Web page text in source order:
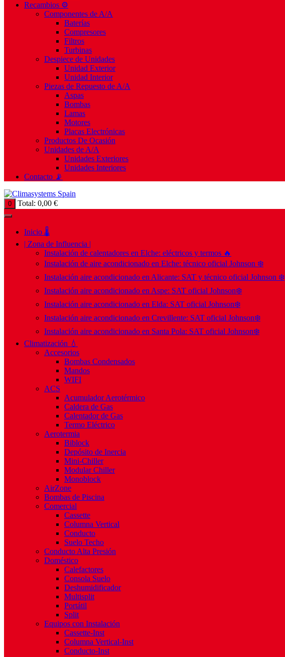
Recambios ⚙️
Componentes de A/A
Baterías
Compresores
Filtros
Turbinas
Despiece de Unidades
Unidad Exterior
Unidad Interior
Piezas de Repuesto de A/A
Aspas
Bombas
Lamas
Motores
Placas Electrónicas
Productos De Ocasión
Unidades de A/A
Unidades Exteriores
Unidades Interiores
Contacto 📡
0 Total: 0,00 €
Inicio 🌡️
| Zona de Influencia |
Instalación de calentadores en Elche: eléctricos y termos 🔥
Instalación de aire acondicionado en Elche: técnico oficial Johnson ❄️
Instalación aire acondicionado en Alicante: SAT y técnico oficial Johnson ❄️
Instalación aire acondicionado en Aspe: SAT oficial Johnson❄️
Instalación aire acondicionado en Elda: SAT oficial Johnson❄️
Instalación aire acondicionado en Crevillente: SAT oficial Johnson❄️
Instalación aire acondicionado en Santa Pola: SAT oficial Johnson❄️
Climatización 💧
Accesorios
Bombas Condensados
Mandos
WIFI
ACS
Acumulador Aerotérmico
Caldera de Gas
Calentador de Gas
Termo Eléctrico
Aerotermia
Biblock
Depósito de Inercia
Mini-Chiller
Modular Chiller
Monoblock
AirZone
Bombas de Piscina
Comercial
Cassette
Columna Vertical
Conducto
Suelo Techo
Conducto Alta Presión
Doméstico
Calefactores
Consola Suelo
Deshumidificador
Multisplit
Portátil
Split
Equipos con Instalación
Cassette-Inst
Columna Vertical-Inst
Conducto-Inst